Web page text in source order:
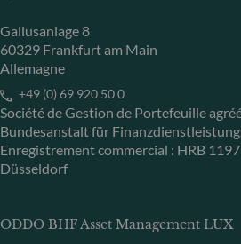
Gallusanlage 8
60329 Frankfurt am Main
Allemagne
+49 (0) 69 920 50 0
Société de Gestion de Portefeuille
Bundesanstalt für
Enregistrement commercial : HRB
Düsseldorf
ODDO BHF Asset Management LUX